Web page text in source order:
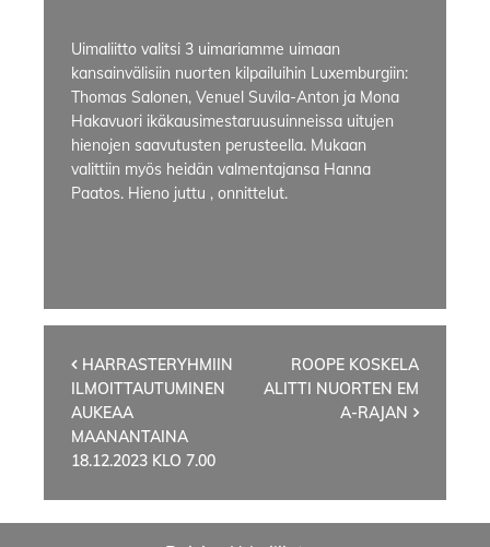
Uimaliitto valitsi 3 uimariamme uimaan
kansainvälisiin nuorten kilpailuihin Luxemburgiin:
Thomas Salonen, Venuel Suvila-Anton ja Mona
Hakavuori ikäkausimestaruusuinneissa uitujen
hienojen saavutusten perusteella. Mukaan
valittiin myös heidän valmentajansa Hanna
Paatos. Hieno juttu , onnittelut.
Artikkelien
selaus
HARRASTERYHMIIN
ILMOITTAUTUMINEN
AUKEAA
MAANANTAINA
18.12.2023 KLO 7.00
ROOPE KOSKELA
ALITTI NUORTEN EM
A-RAJAN